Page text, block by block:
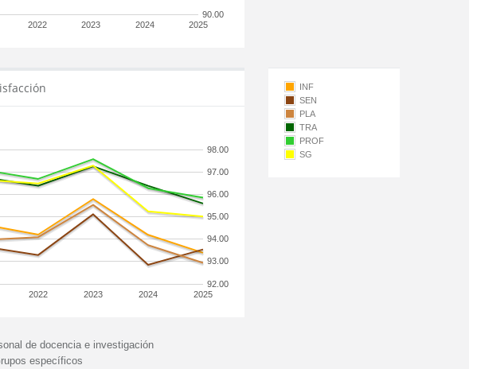
2022 2023 2024 2025
90.00
2022 2023 2024 2025
92.00
93.00
94.00
95.00
96.00
97.00
98.00
INF
SEN
PLA
TRA
PROF
SG
de docencia e investigación
específicos